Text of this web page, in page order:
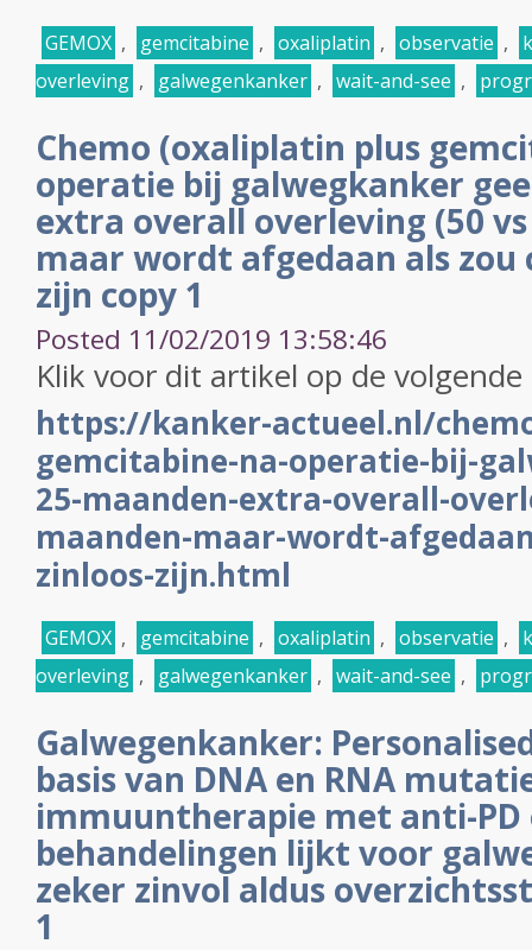
GEMOX , gemcitabine , oxaliplatin , observatie ,
overleving , galwegenkanker , wait-and-see ,
Chemo (oxaliplatin plus
operatie bij galwegkanker
extra overall overleving (50
maar wordt afgedaan als zou
zijn copy 1
Posted 11/02/2019 13:58:46
Klik voor dit artikel op de
https://kanker-actueel.nl/
gemcitabine-na-operatie-bij-
25-maanden-extra-overall-
maanden-maar-wordt-
zinloos-zijn.html
GEMOX , gemcitabine , oxaliplatin , observatie ,
overleving , galwegenkanker , wait-and-see ,
Galwegenkanker:
basis van DNA en RNA
immuuntherapie met anti-PD
behandelingen lijkt voor
zeker zinvol aldus
1